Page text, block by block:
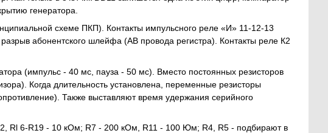
генератора.
схеме ПКП). Контакты импульсного реле «И» 11-12-13
абонентского шлейфа (АВ провода регистра). Контакты реле К2
(импульс - 40 мс, пауза - 50 мс). Вместо постоянных резисторов
Когда длительность установлена, переменные резисторы
Также выставляют время удержания серийного
Rl 6-R19 - 10 кОм; R7 - 200 кОм, R11 - 100 Юм; R4, R5 - подбирают в